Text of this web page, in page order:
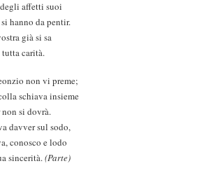
affetti suoi
hanno da pentir.
già si sa
tutta carità.
non vi preme;
schiava insieme
si dovrà.
davver sul sodo,
conosco e lodo
sincerità.(Parte)